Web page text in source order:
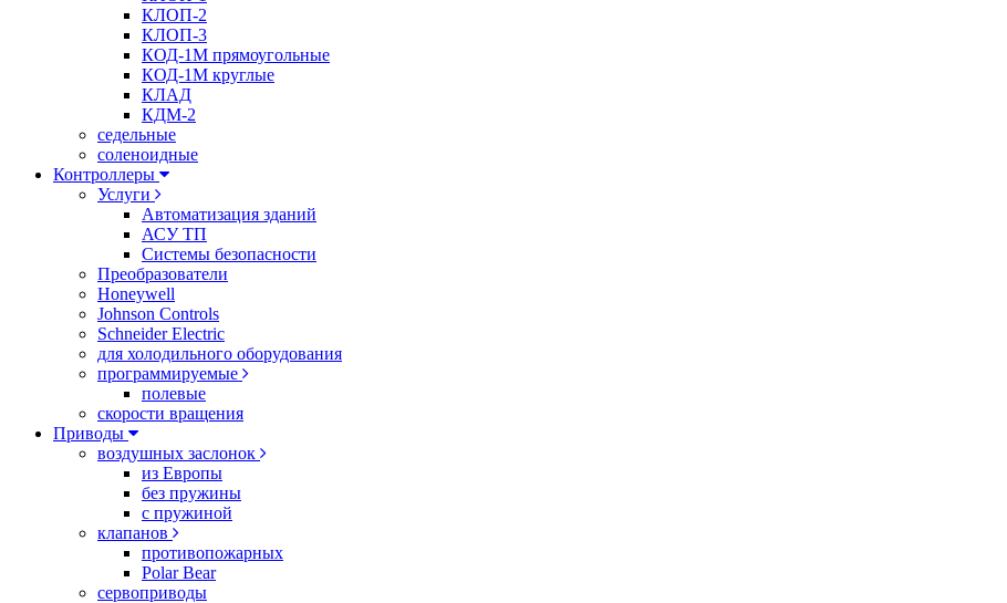
КЛОП-2
КЛОП-3
КОД-1М прямоугольные
КОД-1М круглые
КЛАД
КДМ-2
седельные
соленоидные
Контроллеры
Услуги
Автоматизация зданий
АСУ ТП
Системы безопасности
Преобразователи
Honeywell
Johnson Controls
Schneider Electric
для холодильного оборудования
программируемые
полевые
скорости вращения
Приводы
воздушных заслонок
из Европы
без пружины
с пружиной
клапанов
противопожарных
Polar Bear
сервоприводы